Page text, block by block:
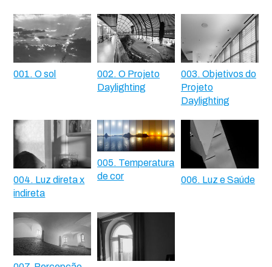
001. O sol
002. O Projeto
Daylighting
003. Objetivos do
Projeto
Daylighting
004. Luz direta x
indireta
005. Temperatura
de cor
006. Luz e Saúde